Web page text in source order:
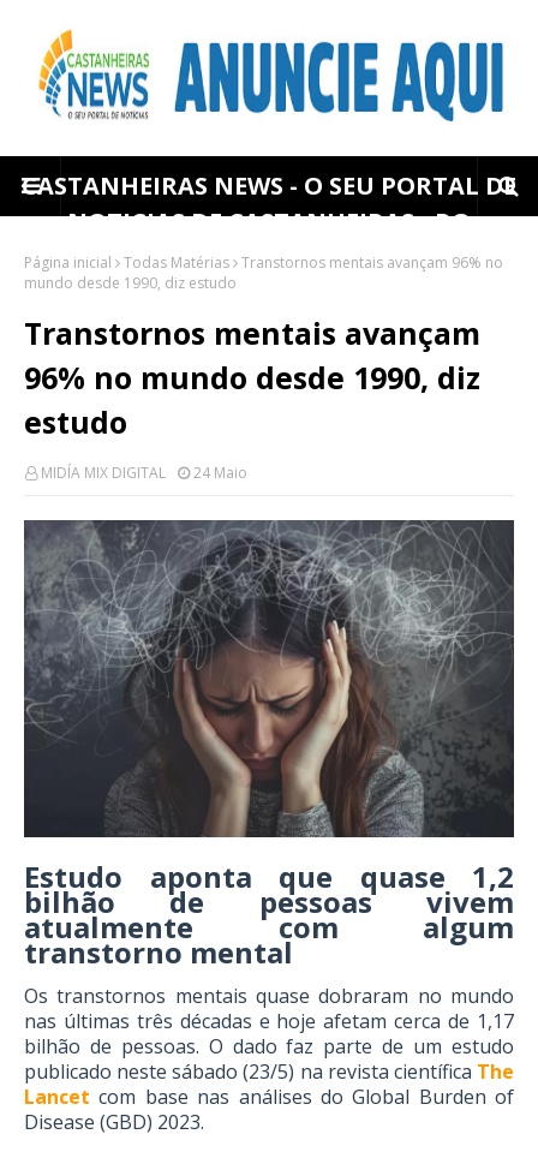
CASTANHEIRAS NEWS - O SEU PORTAL DE
NOTICIAS DE CASTANHEIRAS - RO
Página inicial Todas Matérias Transtornos mentais avançam 96% no
mundo desde 1990, diz estudo
Transtornos mentais avançam
96% no mundo desde 1990, diz
estudo
MIDÍA MIX DIGITAL 24 Maio
Estudo aponta que quase 1,2
bilhão de pessoas vivem
atualmente com algum
transtorno mental
Os transtornos mentais quase dobraram no mundo
nas últimas três décadas e hoje afetam cerca de 1,17
bilhão de pessoas. O dado faz parte de um estudo
publicado neste sábado (23/5) na revista científica The
Lancet com base nas análises do Global Burden of
Disease (GBD) 2023.